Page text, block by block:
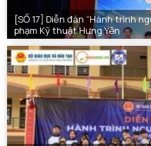
[SỐ 17] Diễn đàn “Hành trình
phạm Kỹ thuật Hưng Yên